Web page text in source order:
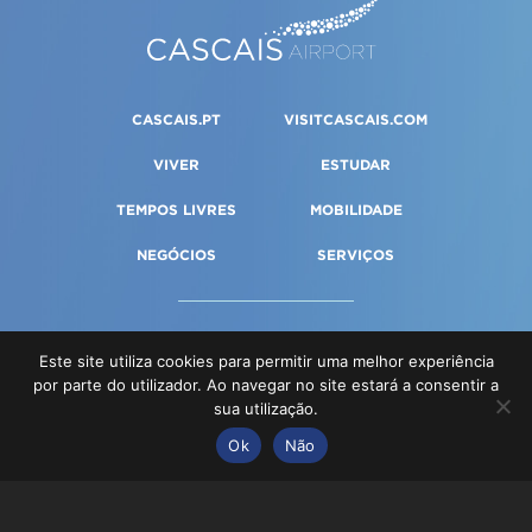
CASCAIS.PT VISITCASCAIS.COM
VIVER ESTUDAR
TEMPOS LIVRES MOBILIDADE
NEGÓCIOS SERVIÇOS
HISTÓRIA CONTACTOS
Este site utiliza cookies para permitir uma melhor experiência
por parte do utilizador. Ao navegar no site estará a consentir a
sua utilização.
Ok
Não